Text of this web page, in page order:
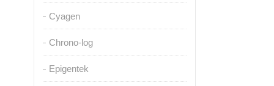
Cyagen
Chrono-log
Epigentek